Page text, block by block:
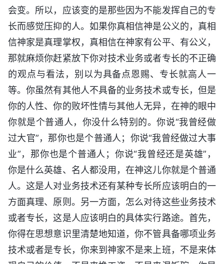
会变。所以，应该变的是那些因为不能发挥自己的专
长而感觉压抑的人。如果你真相信神是公义的，真相
信神家是真理掌权，真相信在神家有公平、有公义，
那就麻烦你赶紧放下你对技术业务或者专长的不正确
的观点与看法，别以为具备点恩赐、专长就高人一
等。你虽然有其他人不具备的业务技术或专长，但是
你的人性、你的败坏性情与其他人无异，在神的眼中
你就是个普通人，你没什么特别的。你说“我曾经做
过大官”，那你也是个普通人；你说“我曾经做过大事
业”，那你也是个普通人；你说“我曾经还是英雄”，
你是什么英雄、名人都没用，在神这儿你就是个普通
人。这是人对业务技术还有某种专长所应该明白的一
方面真理、原则。另一方面，怎么对待这些业务技术
或者专长，这是人应该明白的具体实行路途。首先，
你得在思想意识里清楚地知道，你不管具备哪项业务
技术或者是专长，你来到神家不是来上班，不是来体